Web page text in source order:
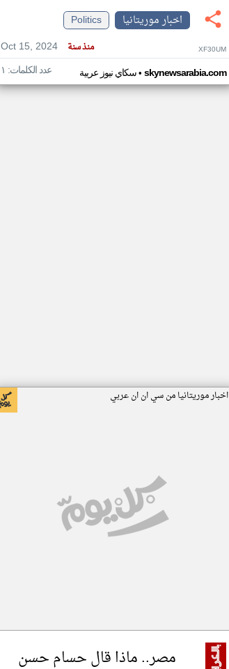
اخبار موريتانيا
Politics
Oct 15, 2024
منذ سنة XF30UM
سكاي نيوز عربية• skynewsarabia.com عدد الكلمات: ١
اخبار موريتانيا من سي ان ان عربي
مصر.. ماذا قال حسام حسن